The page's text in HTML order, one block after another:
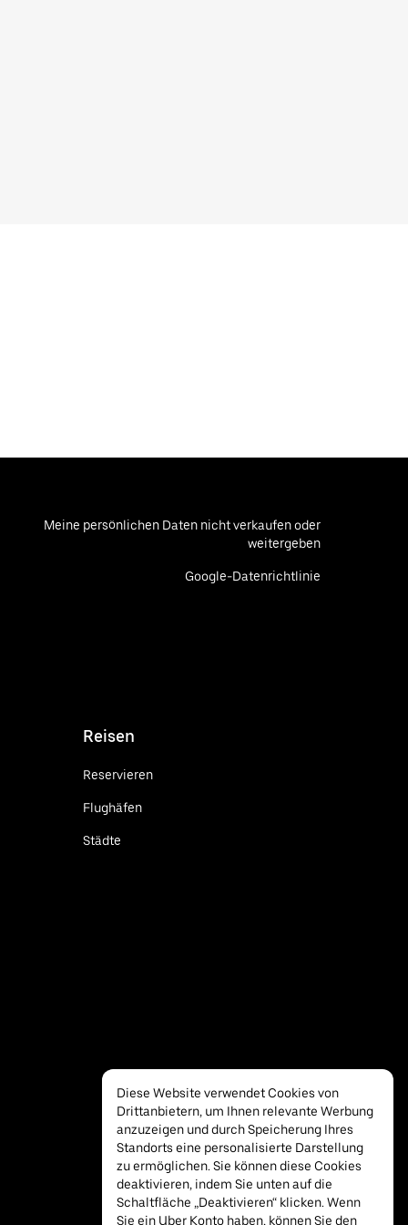
Meine persönlichen Daten nicht verkaufen oder
weitergeben
Google-Datenrichtlinie
Reisen
Reservieren
Flughäfen
Städte
Diese Website verwendet Cookies von
Drittanbietern, um Ihnen relevante Werbung
anzuzeigen und durch Speicherung Ihres
Standorts eine personalisierte Darstellung
zu ermöglichen. Sie können diese Cookies
deaktivieren, indem Sie unten auf die
Schaltfläche „Deaktivieren“ klicken. Wenn
Sie ein Uber Konto haben, können Sie den